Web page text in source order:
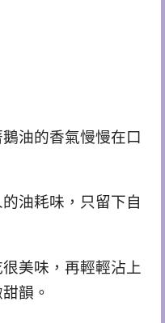
油的香氣慢慢在口
油耗味，只留下自
美味， 再輕輕沾上
韻。